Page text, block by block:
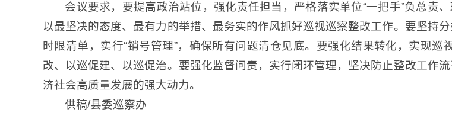
会议要求，要提高政治站位，强化责任担当，严格落实单位“一把手”负总责
以最坚决的态度、最有力的举措、最务实的作风抓好巡视巡察整改工作。要坚持
时限清单，实行“销号管理”，确保所有问题清仓见底。要强化结果转化，实现
改、以巡促建、以巡促治。要强化监督问责，实行闭环管理，坚决防止整改工作
济社会高质量发展的强大动力。
供稿/县委巡察办